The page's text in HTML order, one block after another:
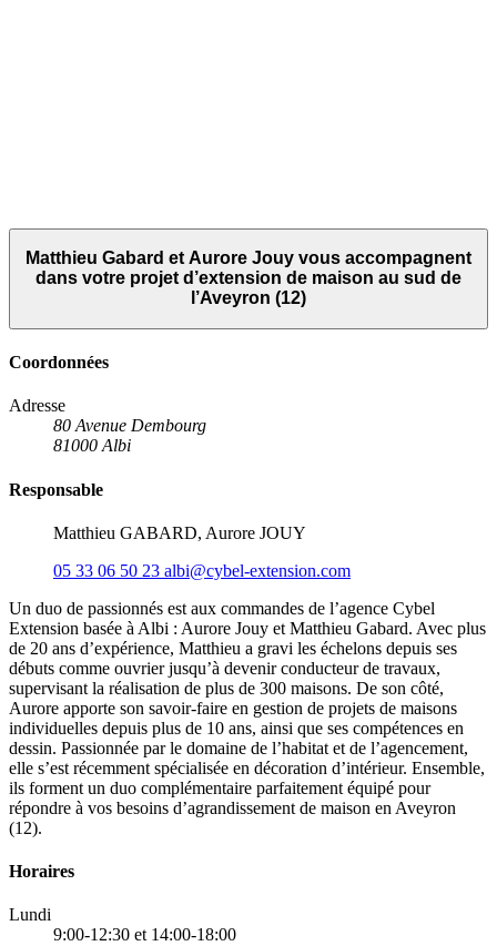
Matthieu Gabard et Aurore Jouy vous accompagnent
dans votre projet d’extension de maison au sud de
l’Aveyron (12)
Coordonnées
Adresse
80 Avenue Dembourg
81000 Albi
Responsable
Matthieu GABARD, Aurore JOUY
05 33 06 50 23 albi@cybel-extension.com
Un duo de passionnés est aux commandes de l’agence Cybel
Extension basée à Albi : Aurore Jouy et Matthieu Gabard. Avec plus
de 20 ans d’expérience, Matthieu a gravi les échelons depuis ses
débuts comme ouvrier jusqu’à devenir conducteur de travaux,
supervisant la réalisation de plus de 300 maisons. De son côté,
Aurore apporte son savoir-faire en gestion de projets de maisons
individuelles depuis plus de 10 ans, ainsi que ses compétences en
dessin. Passionnée par le domaine de l’habitat et de l’agencement,
elle s’est récemment spécialisée en décoration d’intérieur. Ensemble,
ils forment un duo complémentaire parfaitement équipé pour
répondre à vos besoins d’agrandissement de maison en Aveyron
(12).
Horaires
Lundi
9:00-12:30 et 14:00-18:00